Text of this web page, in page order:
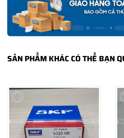
Vòng bi 6310-2Z - Cấu tạo 2 nắp
giúp vòng bi 6310-2Z hoạt động
SẢN PHẨM KHÁC CÓ THỂ BẠN